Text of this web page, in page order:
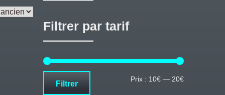
Filtrer par tarif
Prix
Prix
Filtrer Prix : 10€ — 20€